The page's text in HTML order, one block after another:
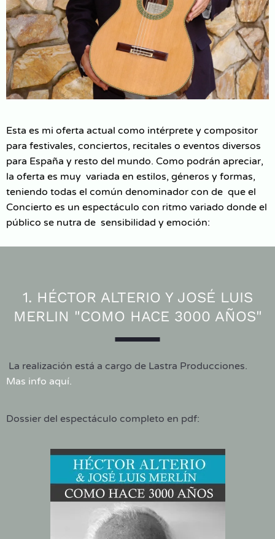
Esta es mi oferta actual como intérprete y compositor
para festivales, conciertos, recitales o eventos diversos
para España y resto del mundo. Como podrán apreciar,
la oferta es muy variada en estilos, géneros y formas,
teniendo todas el común denominador con de que el
Concierto es un espectáculo con ritmo variado donde el
público se nutra de sensibilidad y emoción:
1. HÉCTOR ALTERIO Y JOSÉ LUIS
MERLIN "COMO HACE 3000 AÑOS"
La realización está a cargo de Lastra Producciones.
Mas info aquí.
Dossier del espectáculo completo en pdf: